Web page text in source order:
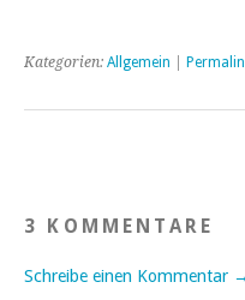
Kategorien: Allgemein
3 KOMMENTARE
Schreibe einen Kommentar →